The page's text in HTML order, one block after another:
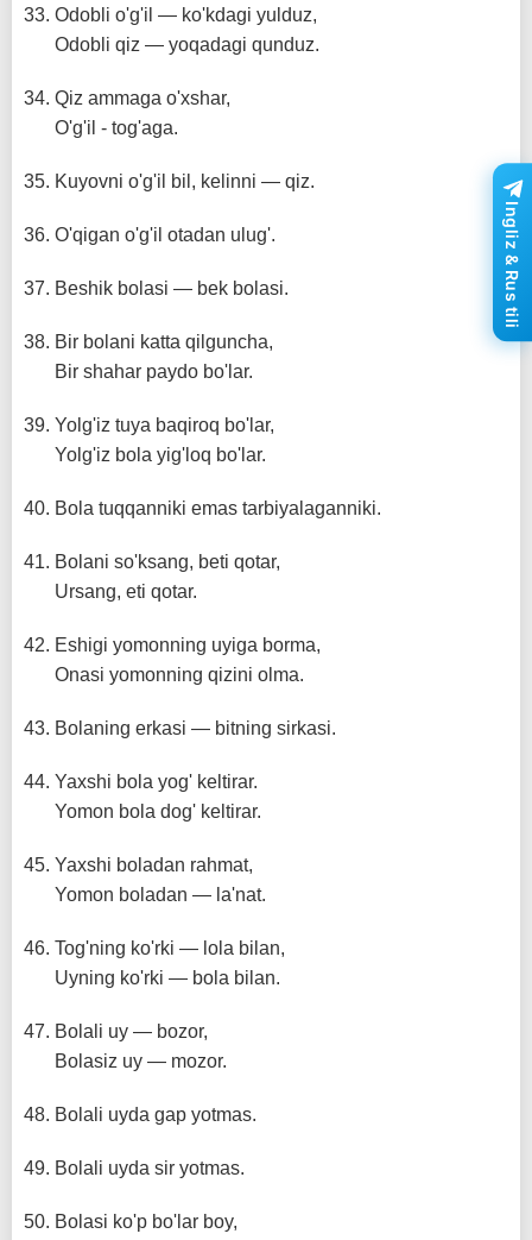
Odobli o'g'il — ko'kdagi yulduz,
Odobli qiz — yoqadagi qunduz.
Qiz ammaga o'xshar,
O'g'il - tog'aga.
Kuyovni o'g'il bil, kelinni — qiz.
O'qigan o'g'il otadan ulug'.
Beshik bolasi — bek bolasi.
Bir bolani katta qilguncha,
Bir shahar paydo bo'lar.
Yolg'iz tuya baqiroq bo'lar,
Yolg'iz bola yig'loq bo'lar.
Bola tuqqanniki emas tarbiyalaganniki.
Bolani so'ksang, beti qotar,
Ursang, eti qotar.
Eshigi yomonning uyiga borma,
Onasi yomonning qizini olma.
Bolaning erkasi — bitning sirkasi.
Yaxshi bola yog' keltirar.
Yomon bola dog' keltirar.
Yaxshi boladan rahmat,
Yomon boladan — la'nat.
Tog'ning ko'rki — lola bilan,
Uyning ko'rki — bola bilan.
Bolali uy — bozor,
Bolasiz uy — mozor.
Bolali uyda gap yotmas.
Bolali uyda sir yotmas.
Bolasi ko'p bo'lar boy,
Ingliz & Rus tili